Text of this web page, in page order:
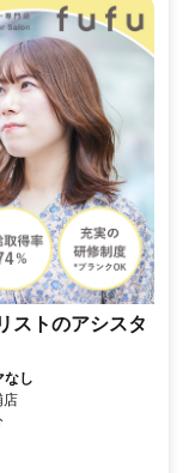
ストのアシスタ
なし
店